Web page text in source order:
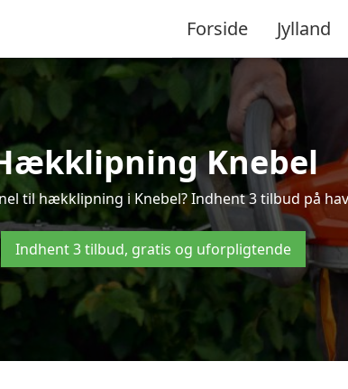
Forside Jylland
Knebel
til hækklipning i Knebel? Indhent 3 tilbud på
Indhent 3 tilbud, gratis og uforpligtende